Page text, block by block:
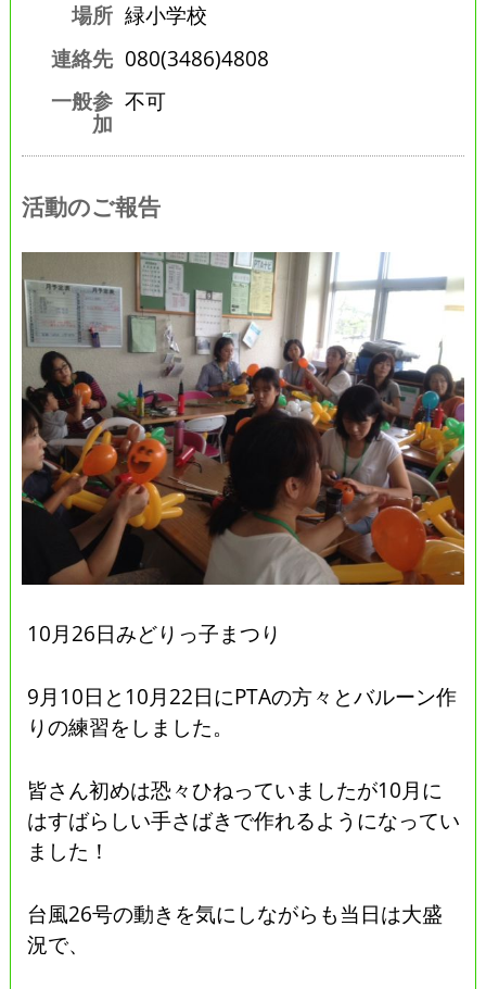
場所 緑小学校
連絡先 080(3486)4808
一般参
加
不可
活動のご報告
10月26日みどりっ子まつり
9月10日と10月22日にPTAの方々とバルーン作
りの練習をしました。
皆さん初めは恐々ひねっていましたが10月に
はすばらしい手さばきで作れるようになってい
ました！
台風26号の動きを気にしながらも当日は大盛
況で、